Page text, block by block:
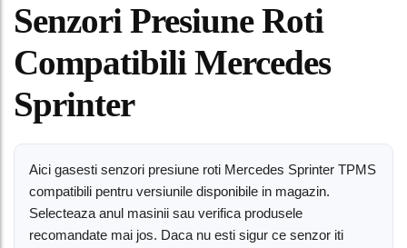
Senzori Presiune Roti
Compatibili Mercedes
Sprinter
Aici gasesti senzori presiune roti Mercedes Sprinter TPMS
compatibili pentru versiunile disponibile in magazin.
Selecteaza anul masinii sau verifica produsele
recomandate mai jos. Daca nu esti sigur ce senzor iti